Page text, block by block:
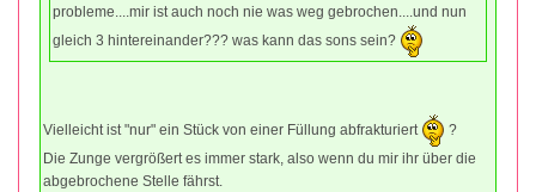
probleme....mir ist auch noch nie was weg gebrochen....und nun
gleich 3 hintereinander??? was kann das sons sein?
Vielleicht ist "nur" ein Stück von einer Füllung abfrakturiert
?
Die Zunge vergrößert es immer stark, also wenn du mir ihr über die
abgebrochene Stelle fährst.